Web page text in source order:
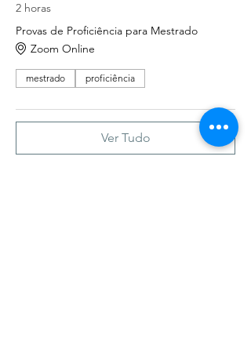
2 horas
Provas de Proficiência para Mestrado
Zoom Online
mestrado proficiência
Ver Tudo